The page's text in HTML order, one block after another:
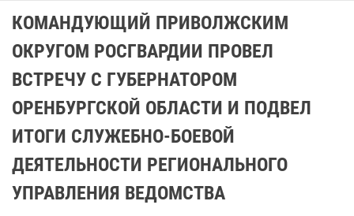
КОМАНДУЮЩИЙ ПРИВОЛЖСКИМ
ОКРУГОМ РОСГВАРДИИ ПРОВЕЛ
ВСТРЕЧУ С ГУБЕРНАТОРОМ
ОРЕНБУРГСКОЙ ОБЛАСТИ И ПОДВЕЛ
ИТОГИ СЛУЖЕБНО-БОЕВОЙ
ДЕЯТЕЛЬНОСТИ РЕГИОНАЛЬНОГО
УПРАВЛЕНИЯ ВЕДОМСТВА